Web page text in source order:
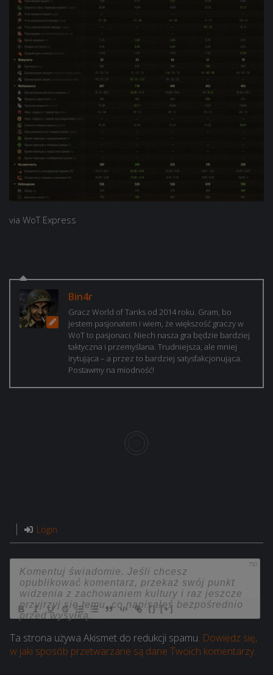
via WoT Express
Bin4r
Gracz World of Tanks od 2014 roku. Gram, bo
jestem pasjonatem i wiem, że większość graczy w
WoT to pasjonaci. Niech nasza gra będzie bardziej
taktyczna i przemyślana. Trudniejsza, ale mniej
irytująca – a przez to bardziej satysfakcjonująca.
Postawmy na miodność!
Login
750
{} [+]
Ta strona używa Akismet do redukcji spamu. Dowiedz się,
w jaki sposób przetwarzane są dane Twoich komentarzy.